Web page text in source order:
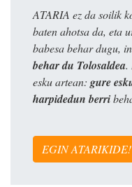
ATARIA ez da soilik
baten ahotsa da, eta
babesa behar dugu,
behar du Tolosaldea.
esku artean: gure
harpidedun berri
EGIN ATARIKIDE!